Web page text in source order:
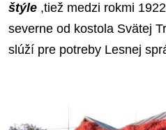
štýle ,tiež medzi rokmi
severne od kostola Svätej
slúží pre potreby Lesnej